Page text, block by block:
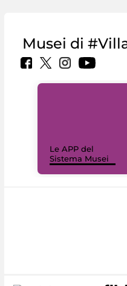
Musei di
Le APP del
Sistema Musei